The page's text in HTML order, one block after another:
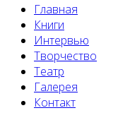
Главная
Книги
Интервью
Творчество
Театр
Галерея
Контакт